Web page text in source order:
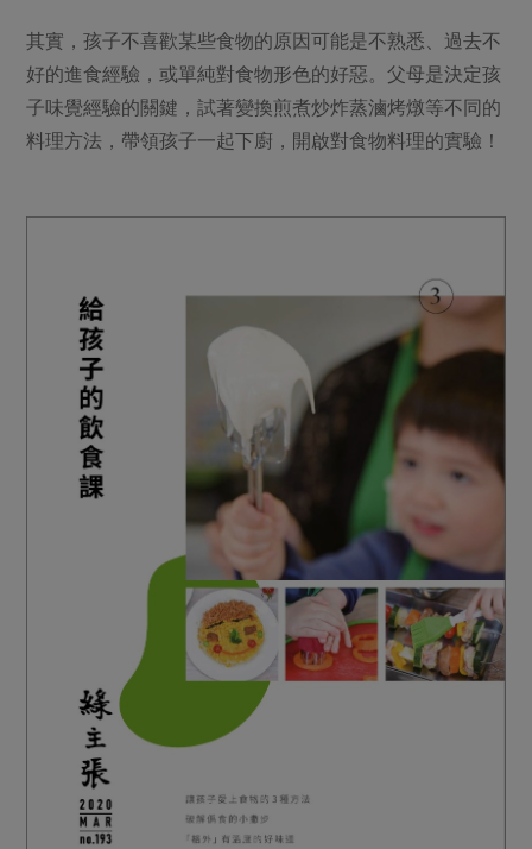
保健食品
居家好物
美妝保養 個人清潔
最新產品
優惠專區
素食專區
涼拌沙拉
異國料理
養身食補
節慶大餐
高麗菜海鮮煎餅
主婦聯盟X樂齡網特約優惠案
30%rPET紅烏龍茶
2024農業發展計畫年度報告
減添加物 減塑減廢
公益金 食農教育
更多議題
典藏閱覽室
社員權益
合作社法規
社務專區
媒體報導
下載專區
地區活動
社務會議 地區活動
其實，孩子不喜歡某些食物的原因可能是不熟悉、過去不
好的進食經驗，或單純對食物形色的好惡。父母是決定孩
子味覺經驗的關鍵，試著變換煎煮炒炸蒸滷烤燉等不同的
料理方法，帶領孩子一起下廚，開啟對食物料理的實驗！